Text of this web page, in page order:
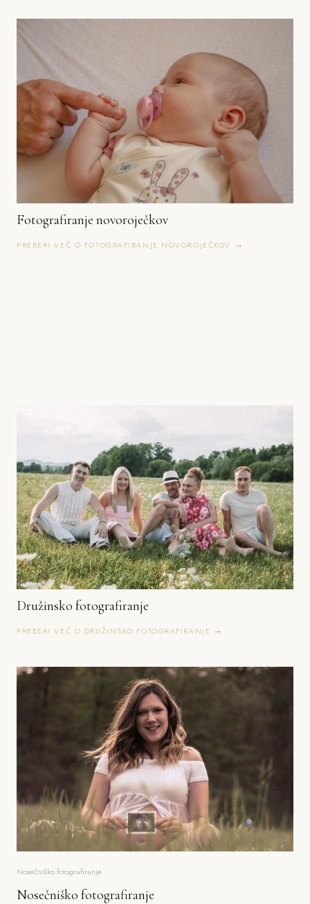
Fotografiranje novoroječkov
PREBERI VEČ O FOTOGRAFIRANJE NOVOROJEČKOV →
Družinsko fotografiranje
PREBERI VEČ O DRUŽINSKO FOTOGRAFIRANJE →
Nosečniško fotografiranje
Nosečniško fotografiranje